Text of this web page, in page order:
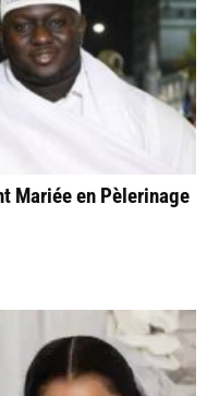
Mariée en Pèlerinage